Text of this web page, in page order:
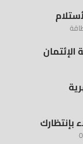
الإئتمان
بإنتظارك